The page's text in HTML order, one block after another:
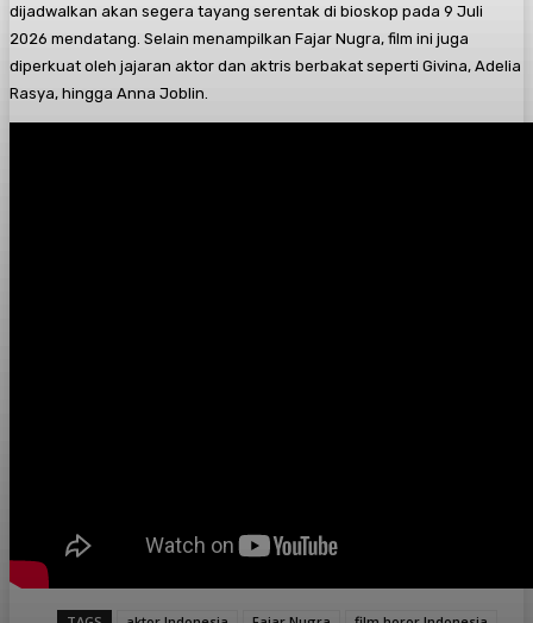
dijadwalkan akan segera tayang serentak di bioskop pada 9 Juli
2026 mendatang. Selain menampilkan Fajar Nugra, film ini juga
diperkuat oleh jajaran aktor dan aktris berbakat seperti Givina, Adelia
Rasya, hingga Anna Joblin.